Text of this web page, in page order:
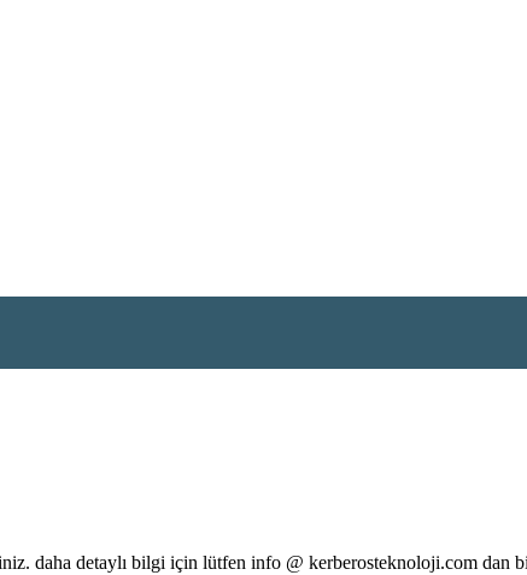
daha detaylı bilgi için lütfen info @ kerberosteknoloji.com dan